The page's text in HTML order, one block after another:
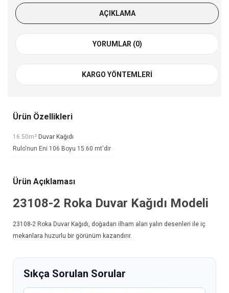
AÇIKLAMA
YORUMLAR (0)
KARGO YÖNTEMLERI
Ürün Özellikleri
16.50m² Duvar Kağıdı
Rulo'nun Eni 106 Boyu 15.60 mt'dir
Ürün Açıklaması
23108-2 Roka Duvar Kağıdı Modeli
23108-2 Roka Duvar Kağıdı , doğadan ilham alan yalın desenleri ile iç
mekanlara huzurlu bir görünüm kazandırır.
Sıkça Sorulan Sorular